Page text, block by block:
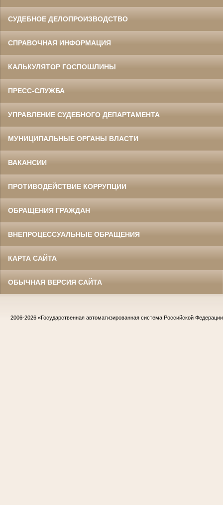
СУДЕБНОЕ ДЕЛОПРОИЗВОДСТВО
СПРАВОЧНАЯ ИНФОРМАЦИЯ
КАЛЬКУЛЯТОР ГОСПОШЛИНЫ
ПРЕСС-СЛУЖБА
УПРАВЛЕНИЕ СУДЕБНОГО ДЕПАРТАМЕНТА
МУНИЦИПАЛЬНЫЕ ОРГАНЫ ВЛАСТИ
ВАКАНСИИ
ПРОТИВОДЕЙСТВИЕ КОРРУПЦИИ
ОБРАЩЕНИЯ ГРАЖДАН
ВНЕПРОЦЕССУАЛЬНЫЕ ОБРАЩЕНИЯ
КАРТА САЙТА
ОБЫЧНАЯ ВЕРСИЯ САЙТА
2006-2026 «Государственная автоматизированная система Российской